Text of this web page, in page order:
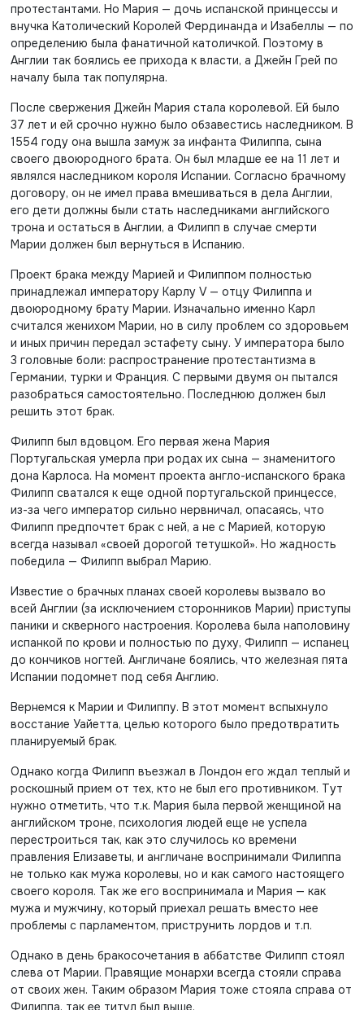
протестантами. Но Мария — дочь испанской принцессы и
внучка Католический Королей Фердинанда и Изабеллы — по
определению была фанатичной католичкой. Поэтому в
Англии так боялись ее прихода к власти, а Джейн Грей по
началу была так популярна.
После свержения Джейн Мария стала королевой. Ей было
37 лет и ей срочно нужно было обзавестись наследником. В
1554 году она вышла замуж за инфанта Филиппа, сына
своего двоюродного брата. Он был младше ее на 11 лет и
являлся наследником короля Испании. Согласно брачному
договору, он не имел права вмешиваться в дела Англии,
его дети должны были стать наследниками английского
трона и остаться в Англии, а Филипп в случае смерти
Марии должен был вернуться в Испанию.
Проект брака между Марией и Филиппом полностью
принадлежал императору Карлу V — отцу Филиппа и
двоюродному брату Марии. Изначально именно Карл
считался женихом Марии, но в силу проблем со здоровьем
и иных причин передал эстафету сыну. У императора было
3 головные боли: распространение протестантизма в
Германии, турки и Франция. С первыми двумя он пытался
разобраться самостоятельно. Последнюю должен был
решить этот брак.
Филипп был вдовцом. Его первая жена Мария
Португальская умерла при родах их сына — знаменитого
дона Карлоса. На момент проекта англо-испанского брака
Филипп сватался к еще одной португальской принцессе,
из-за чего император сильно нервничал, опасаясь, что
Филипп предпочтет брак с ней, а не с Марией, которую
всегда называл «своей дорогой тетушкой». Но жадность
победила — Филипп выбрал Марию.
Известие о брачных планах своей королевы вызвало во
всей Англии (за исключением сторонников Марии) приступы
паники и скверного настроения. Королева была наполовину
испанкой по крови и полностью по духу, Филипп — испанец
до кончиков ногтей. Англичане боялись, что железная пята
Испании подомнет под себя Англию.
Вернемся к Марии и Филиппу. В этот момент вспыхнуло
восстание Уайетта, целью которого было предотвратить
планируемый брак.
Однако когда Филипп въезжал в Лондон его ждал теплый и
роскошный прием от тех, кто не был его противником. Тут
нужно отметить, что т.к. Мария была первой женщиной на
английском троне, психология людей еще не успела
перестроиться так, как это случилось ко времени
правления Елизаветы, и англичане воспринимали Филиппа
не только как мужа королевы, но и как самого настоящего
своего короля. Так же его воспринимала и Мария — как
мужа и мужчину, который приехал решать вместо нее
проблемы с парламентом, приструнить лордов и т.п.
Однако в день бракосочетания в аббатстве Филипп стоял
слева от Марии. Правящие монархи всегда стояли справа
от своих жен. Таким образом Мария тоже стояла справа от
Филиппа, так ее титул был выше.